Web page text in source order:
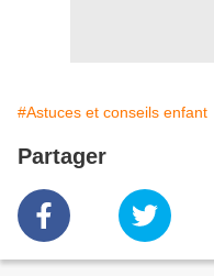
#Astuces et conseils enfant
Partager